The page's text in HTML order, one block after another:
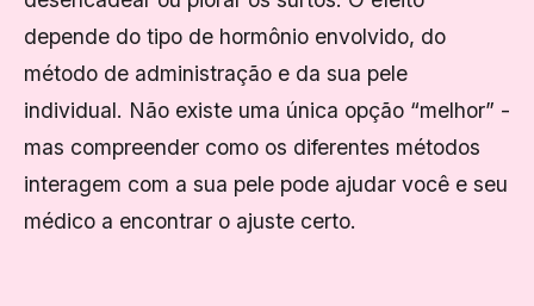
depende do tipo de hormônio envolvido, do
método de administração e da sua pele
individual. Não existe uma única opção “melhor” -
mas compreender como os diferentes métodos
interagem com a sua pele pode ajudar você e seu
médico a encontrar o ajuste certo.